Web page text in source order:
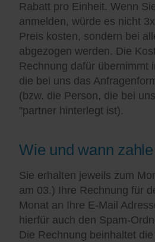
Rabatt pro Einheit. Wenn
anmelden, würde es nicht
Preis kosten, sondern bei
abgezogen werden. Die
Rechnung dafür übernimmt
die bei uns das
(bzw. die Person, die bei
"partner hinterlegt ist).
Wie und wann
Sie erhalten jeweils zum
am 03.) Ihre Rechnung für
Monat an Ihre E-Mail
hierfür auch den Spam-
Die Rechnung beinhaltet